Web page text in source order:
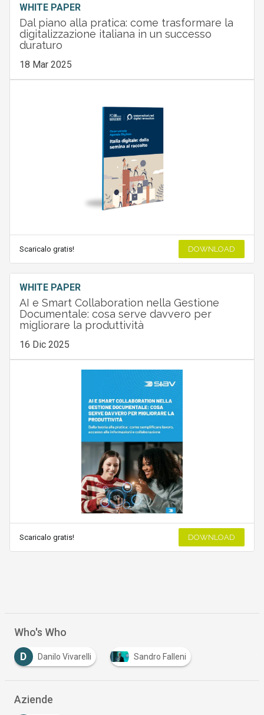
WHITE PAPER
Dal piano alla pratica: come trasformare la
digitalizzazione italiana in un successo
duraturo
18 Mar 2025
Scaricalo gratis! DOWNLOAD
WHITE PAPER
AI e Smart Collaboration nella Gestione
Documentale: cosa serve davvero per
migliorare la produttività
16 Dic 2025
Scaricalo gratis! DOWNLOAD
Who's Who
D Danilo Vivarelli Sandro Falleni
Aziende